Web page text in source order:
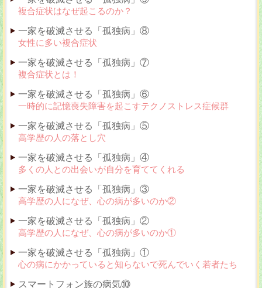
複合症状はなぜ起こるのか？
一家を破滅させる「孤独病」⑧
女性に多い複合症状
一家を破滅させる「孤独病」⑦
複合症状とは！
一家を破滅させる「孤独病」⑥
一時的に記憶喪失障害を起こすテクノストレス症候群
一家を破滅させる「孤独病」⑤
高学歴の人の落とし穴
一家を破滅させる「孤独病」④
多くの人との出会いが自分を育ててくれる
一家を破滅させる「孤独病」③
高学歴の人になぜ、心の病が多いのか②
一家を破滅させる「孤独病」②
高学歴の人になぜ、心の病が多いのか①
一家を破滅させる「孤独病」①
心の病にかかっていると知らないで死んでいく若者たち
スマートフォン族の病気⑩